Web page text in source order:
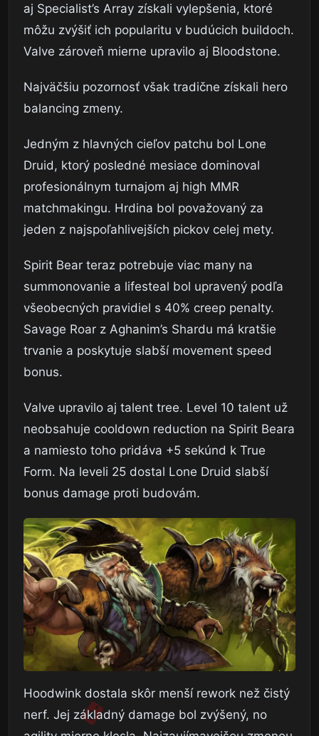
aj Specialist’s Array získali vylepšenia, ktoré
môžu zvýšiť ich popularitu v budúcich buildoch.
Valve zároveň mierne upravilo aj Bloodstone.
Najväčšiu pozornosť však tradične získali hero
balancing zmeny.
Jedným z hlavných cieľov patchu bol Lone
Druid, ktorý posledné mesiace dominoval
profesionálnym turnajom aj high MMR
matchmakingu. Hrdina bol považovaný za
jeden z najspoľahlivejších pickov celej mety.
Spirit Bear teraz potrebuje viac many na
summonovanie a lifesteal bol upravený podľa
všeobecných pravidiel s 40% creep penalty.
Savage Roar z Aghanim’s Shardu má kratšie
trvanie a poskytuje slabší movement speed
bonus.
Valve upravilo aj talent tree. Level 10 talent už
neobsahuje cooldown reduction na Spirit Beara
a namiesto toho pridáva +5 sekúnd k True
Form. Na leveli 25 dostal Lone Druid slabší
bonus damage proti budovám.
Hoodwink dostala skôr menší rework než čistý
nerf. Jej základný damage bol zvýšený, no